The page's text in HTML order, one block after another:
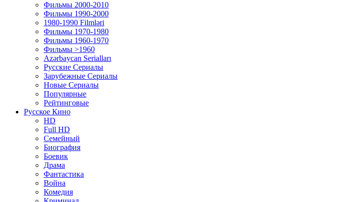
Фильмы 2000-2010
Фильмы 1990-2000
1980-1990 Filmləri
Фильмы 1970-1980
Фильмы 1960-1970
Фильмы >1960
Azərbaycan Serialları
Русские Сериалы
Зарубежные Сериалы
Новые Сериалы
Популярные
Рейтинговые
Русское Кино
HD
Full HD
Семейный
Биография
Боевик
Драма
Фантастика
Война
Комедия